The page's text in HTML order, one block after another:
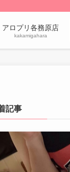
アロプリ各務原店
kakamigahara
記事